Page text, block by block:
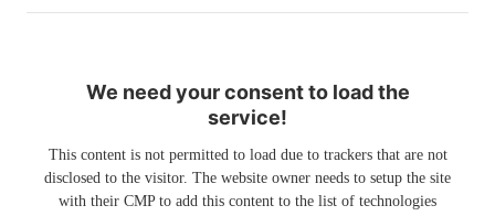
We need your consent to load the
service!
This content is not permitted to load due to trackers that are not
disclosed to the visitor. The website owner needs to setup the site
with their CMP to add this content to the list of technologies